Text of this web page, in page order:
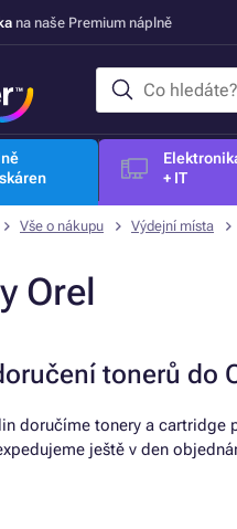
na naše Premium náplně
+ IT
Vše o nákupu Výdejní místa
Orel
tonerů do
doručíme tonery a cartridge
ještě v den